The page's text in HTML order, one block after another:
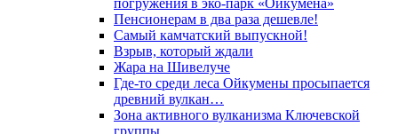
погружения в эко-парк «Ойкумена»
Пенсионерам в два раза дешевле!
Самый камчатский выпускной!
Взрыв, который ждали
Жара на Шивелуче
Где-то среди леса Ойкумены просыпается
древний вулкан…
Зона активного вулканизма Ключевской
группы